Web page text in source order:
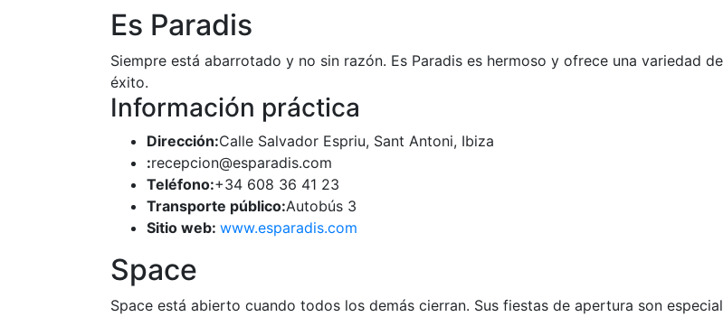
Es Paradis
Siempre está abarrotado y no sin razón. Es Paradis es hermoso y ofrece una variedad
éxito.
Información práctica
Dirección:Calle Salvador Espriu, Sant Antoni, Ibiza
:recepcion@esparadis.com
Teléfono:+34 608 36 41 23
Transporte público:Autobús 3
Sitio web: www.esparadis.com
Space
Space está abierto cuando todos los demás cierran. Sus fiestas de apertura son